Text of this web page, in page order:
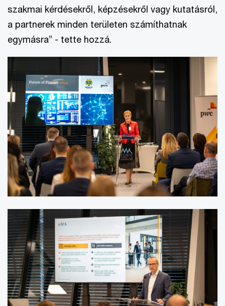
szakmai kérdésekről, képzésekről vagy kutatásról,
a partnerek minden területen számíthatnak
egymásra” - tette hozzá.